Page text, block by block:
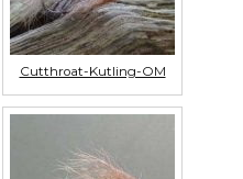
Cutthroat-Kutling-OM